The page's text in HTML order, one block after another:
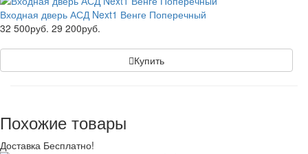
Входная дверь АСД Next1 Венге Поперечный
32 500руб. 29 200руб.
Купить
Похожие товары
Доставка Бесплатно!